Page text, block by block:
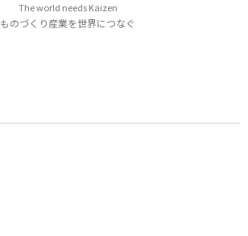
The world needs Kaizen
ものづくり産業を世界につなぐ